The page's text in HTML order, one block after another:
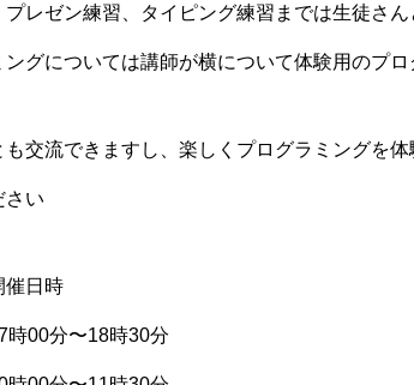
レゼン練習、タイピング練習までは生徒さん
ングについては講師が横について体験用のプ
も交流できますし、楽しくプログラミングを
さい
催日時
00分〜18時30分